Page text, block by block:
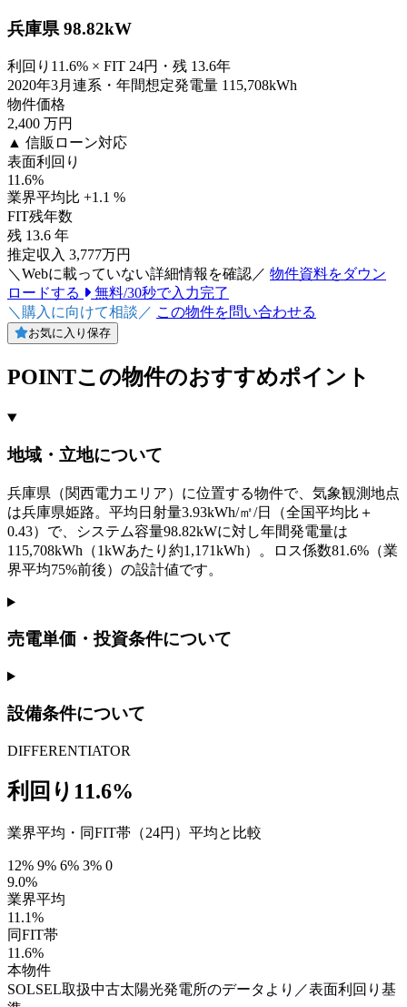
兵庫県 98.82kW
利回り11.6% × FIT 24円・残 13.6年
2020年3月連系・年間想定発電量 115,708kWh
物件価格
2,400 万円
▲ 信販ローン対応
表面利回り
11.6%
業界平均比 +1.1 %
FIT残年数
残 13.6 年
推定収入 3,777万円
＼Webに載っていない詳細情報を確認／ 物件資料をダウン
ロードする
無料/30秒で入力完了
＼購入に向けて相談／ この物件を問い合わせる
お気に入り保存
POINTこの物件のおすすめポイント
地域・立地について
兵庫県（関西電力エリア）に位置する物件で、気象観測地点
は兵庫県姫路。平均日射量3.93kWh/㎡/日（全国平均比＋
0.43）で、システム容量98.82kWに対し年間発電量は
115,708kWh（1kWあたり約1,171kWh）。ロス係数81.6%（業
界平均75%前後）の設計値です。
売電単価・投資条件について
設備条件について
DIFFERENTIATOR
利回り11.6%
業界平均・同FIT帯（24円）平均と比較
12% 9% 6% 3% 0
9.0%
業界平均
11.1%
同FIT帯
11.6%
本物件
SOLSEL取扱中古太陽光発電所のデータより／表面利回り基